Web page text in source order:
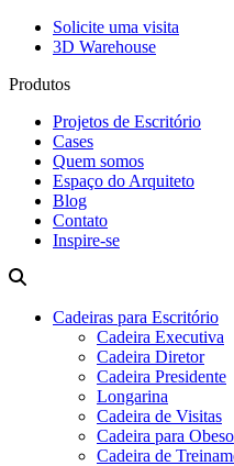
Solicite uma visita
3D Warehouse
Produtos
Projetos de Escritório
Cases
Quem somos
Espaço do Arquiteto
Blog
Contato
Inspire-se
Cadeiras para Escritório
Cadeira Executiva
Cadeira Diretor
Cadeira Presidente
Longarina
Cadeira de Visitas
Cadeira para Obeso
Cadeira de